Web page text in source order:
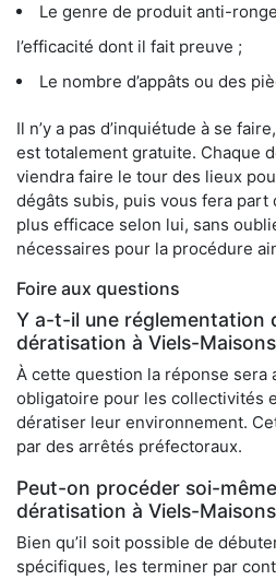
Le genre de produit anti-
l’efficacité dont il fait preuve ;
Le nombre d’appâts ou des
Il n’y a pas d’inquiétude à se
est totalement gratuite. Chaque
viendra faire le tour des lieux
dégâts subis, puis vous fera part
plus efficace selon lui, sans
nécessaires pour la procédure
Foire aux questions
Y a-t-il une réglementation
dératisation à Viels-
À cette question la réponse sera
obligatoire pour les collectivités
dératiser leur environnement.
par des arrêtés préfectoraux.
Peut-on procéder soi-
dératisation à Viels-
Bien qu’il soit possible de
spécifiques, les terminer par